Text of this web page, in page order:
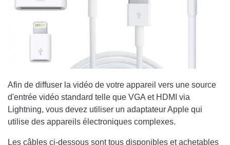
Afin de diffuser la vidéo de votre appareil vers une source
d'entrée vidéo standard telle que VGA et HDMI via
Lightning, vous devez utiliser un adaptateur Apple qui
utilise des appareils électroniques complexes.
Les câbles ci-dessous sont tous disponibles et achetables